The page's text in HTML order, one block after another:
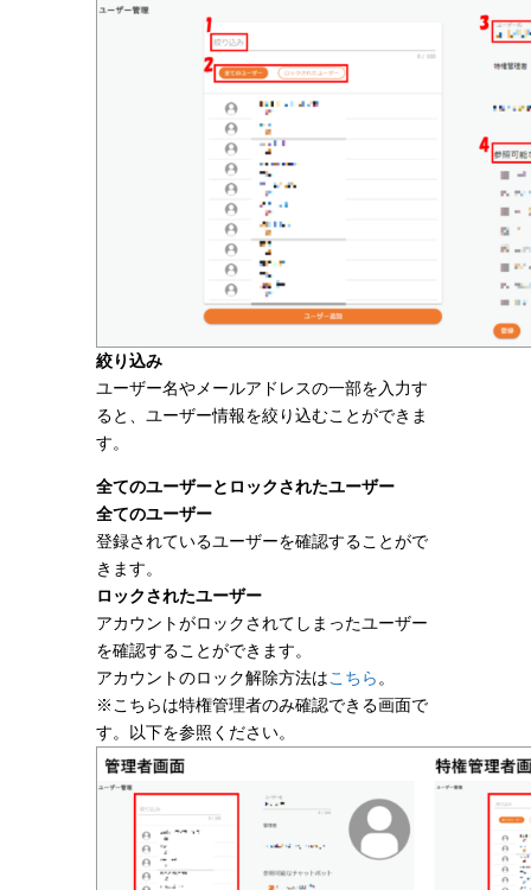
絞り込み
ユーザー名やメールアドレスの一部を入力す
ると、ユーザー情報を絞り込むことができま
す。
全てのユーザーとロックされたユーザー
全てのユーザー
登録されているユーザーを確認することがで
きます。
ロックされたユーザー
アカウントがロックされてしまったユーザー
を確認することができます。
アカウントのロック解除方法はこちら 。
※こちらは特権管理者のみ確認できる画面で
す。以下を参照ください。